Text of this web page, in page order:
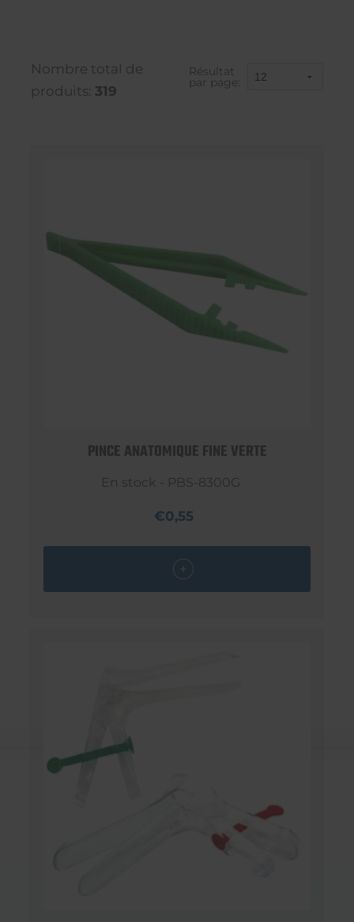
Nombre total de
produits: 319
Résultat
par page:
PINCE ANATOMIQUE FINE VERTE
En stock - PBS-8300G
€0,55